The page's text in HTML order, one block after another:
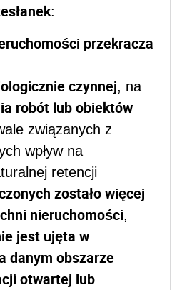
:
przekracza
czynnej, na
robót lub obiektów
związanych z
wpływ na
retencji
zostało więcej
nieruchomości,
jest ujęta w
danym obszarze
otwartej lub